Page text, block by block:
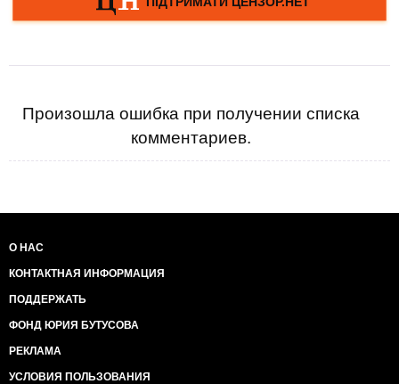
Произошла ошибка при получении списка
комментариев.
О НАС
КОНТАКТНАЯ ИНФОРМАЦИЯ
ПОДДЕРЖАТЬ
ФОНД ЮРИЯ БУТУСОВА
РЕКЛАМА
УСЛОВИЯ ПОЛЬЗОВАНИЯ